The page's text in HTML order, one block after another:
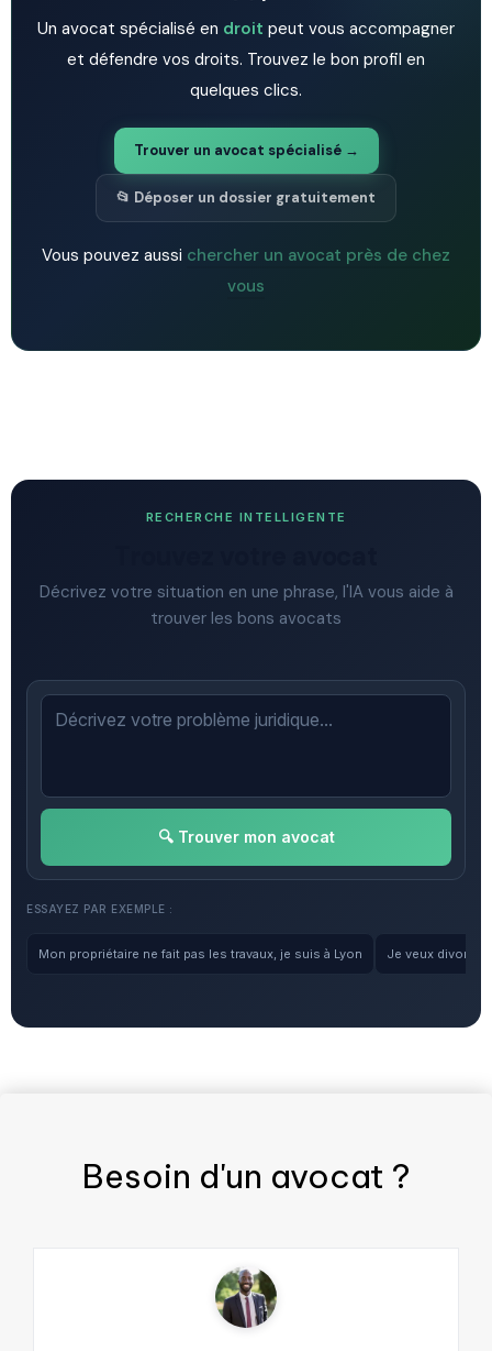
Un avocat spécialisé en droit peut vous accompagner
et défendre vos droits. Trouvez le bon profil en
quelques clics.
Trouver un avocat spécialisé →
📂 Déposer un dossier gratuitement
Vous pouvez aussi chercher un avocat près de chez
vous
RECHERCHE INTELLIGENTE
Décrivez votre situation en une phrase, l'IA vous aide à
trouver les bons avocats
🔍 Trouver mon avocat
ESSAYEZ PAR EXEMPLE :
Mon propriétaire ne fait pas les travaux, je suis à Lyon Je veux
Besoin d'un avocat ?